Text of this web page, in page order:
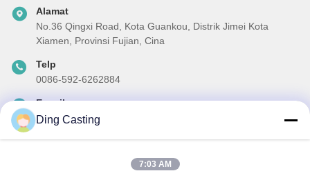
Alamat
No.36 Qingxi Road, Kota Guankou, Distrik Jimei Kota
Xiamen, Provinsi Fujian, Cina
Telp
0086-592-6262884
E-mail
dzivy@idzxm.cn
Ding Casting
7:03 AM